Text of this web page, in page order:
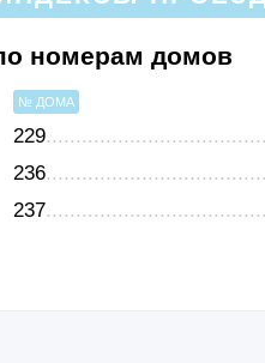
номерам домов
№ ДОМА
229
236
237